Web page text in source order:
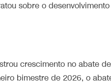
sobre o desenvolvimento
crescimento no abate de
bimestre de 2026, o